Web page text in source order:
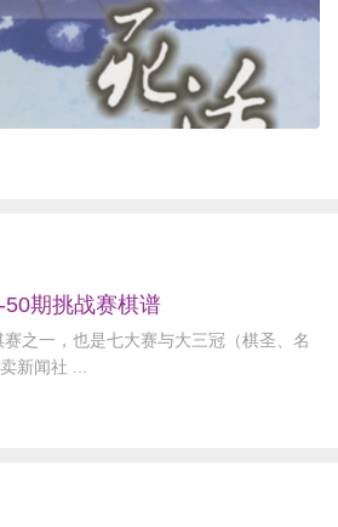
50期挑战赛棋谱
之一，也是七大赛与大三冠（棋圣、名
新闻社 ...